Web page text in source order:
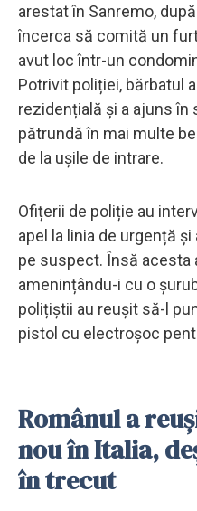
arestat în Sanremo,
încerca să comită un
avut loc într-un
Potrivit poliției, bărbatul
rezidențială și a ajuns în
pătrundă în mai multe
de la ușile de intrare.
Ofițerii de poliție au
apel la linia de urgență
pe suspect. Însă acesta
amenințându-i cu o
polițiștii au reușit să-l
pistol cu electroșoc
Românul a
nou în Italia,
în trecut